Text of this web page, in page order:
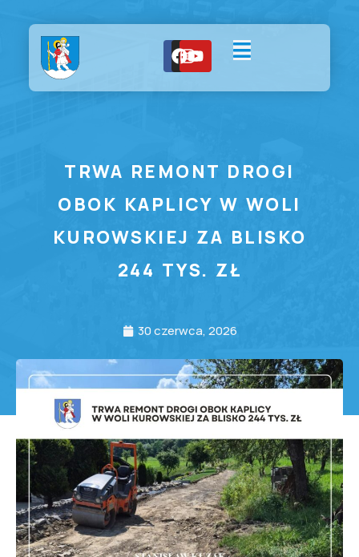
TRWA REMONT DROGI
OBOK KAPLICY W WOLI
KUROWSKIEJ ZA BLISKO
244 TYS. ZŁ
30 czerwca, 2026